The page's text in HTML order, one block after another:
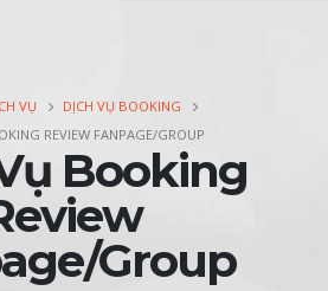
VỤ
DỊCH VỤ BOOKING
REVIEW FANPAGE/GROUP
Booking
Group